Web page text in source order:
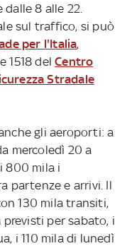
8 alle 22.
sul traffico, si può
per l'Italia,
1518 delCentro
Stradale
gli aeroporti: a
mercoledì 20 a
800 mila i
partenze e arrivi. Il
130 mila transiti,
per sabato, i
i 110 mila di lunedì